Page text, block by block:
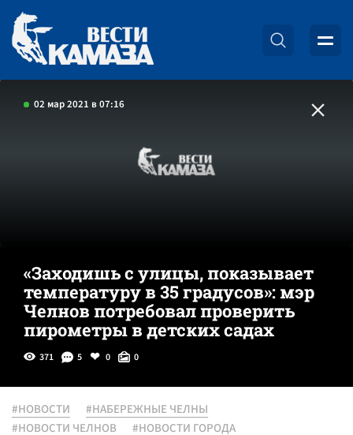
02 мар 2021 в 07:16
«Заходишь с улицы, показывает
температуру в 35 градусов»: мэр
Челнов потребовал проверить
пирометры в детских садах
371 5 0 0
#НОВОСТИ
#НАБЕРЕЖНЫЕ ЧЕЛНЫ
#НОВОСТИ ЧЕЛНОВ
#НОВОСТИ ГОРОДА